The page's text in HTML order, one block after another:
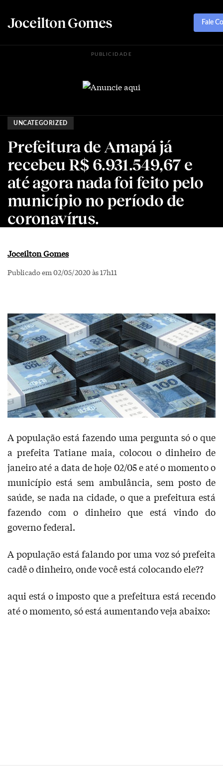
Joceilton Gomes Fale
PUBLICIDADE
UNCATEGORIZED
Prefeitura de Amapá já
recebeu R$ 6.931.549,67 e
até agora nada foi feito pelo
município no período de
coronavírus.
Joceilton Gomes
Publicado em 02/05/2020 às 17h11
A população está fazendo uma pergunta só o que
a prefeita Tatiane maia, colocou o dinheiro de
janeiro até a data de hoje 02/05 e até o momento o
município está sem ambulância, sem posto de
saúde, se nada na cidade, o que a prefeitura está
fazendo com o dinheiro que está vindo do
governo federal.
A população está falando por uma voz só prefeita
cadê o dinheiro, onde você está colocando ele??
aqui está o imposto que a prefeitura está recendo
até o momento, só está aumentando veja abaixo: